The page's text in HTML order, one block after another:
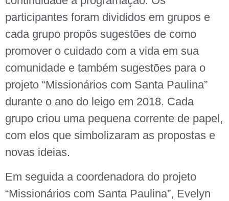
participantes foram divididos em grupos e
cada grupo propôs sugestões de como
promover o cuidado com a vida em sua
comunidade e também sugestões para o
projeto “Missionários com Santa Paulina”
durante o ano do leigo em 2018. Cada
grupo criou uma pequena corrente de papel,
com elos que simbolizaram as propostas e
novas ideias.
Em seguida a coordenadora do projeto
“Missionários com Santa Paulina”, Evelyn